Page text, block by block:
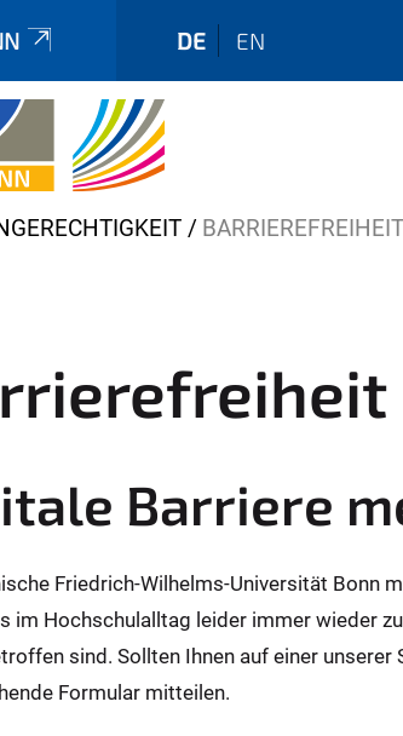
DE EN
BARRIEREFREIHEIT
Barriere
Friedrich-Wilhelms-Universität Bonn
im Hochschulalltag leider immer wieder
sind. Sollten Ihnen auf einer
Formular mitteilen.